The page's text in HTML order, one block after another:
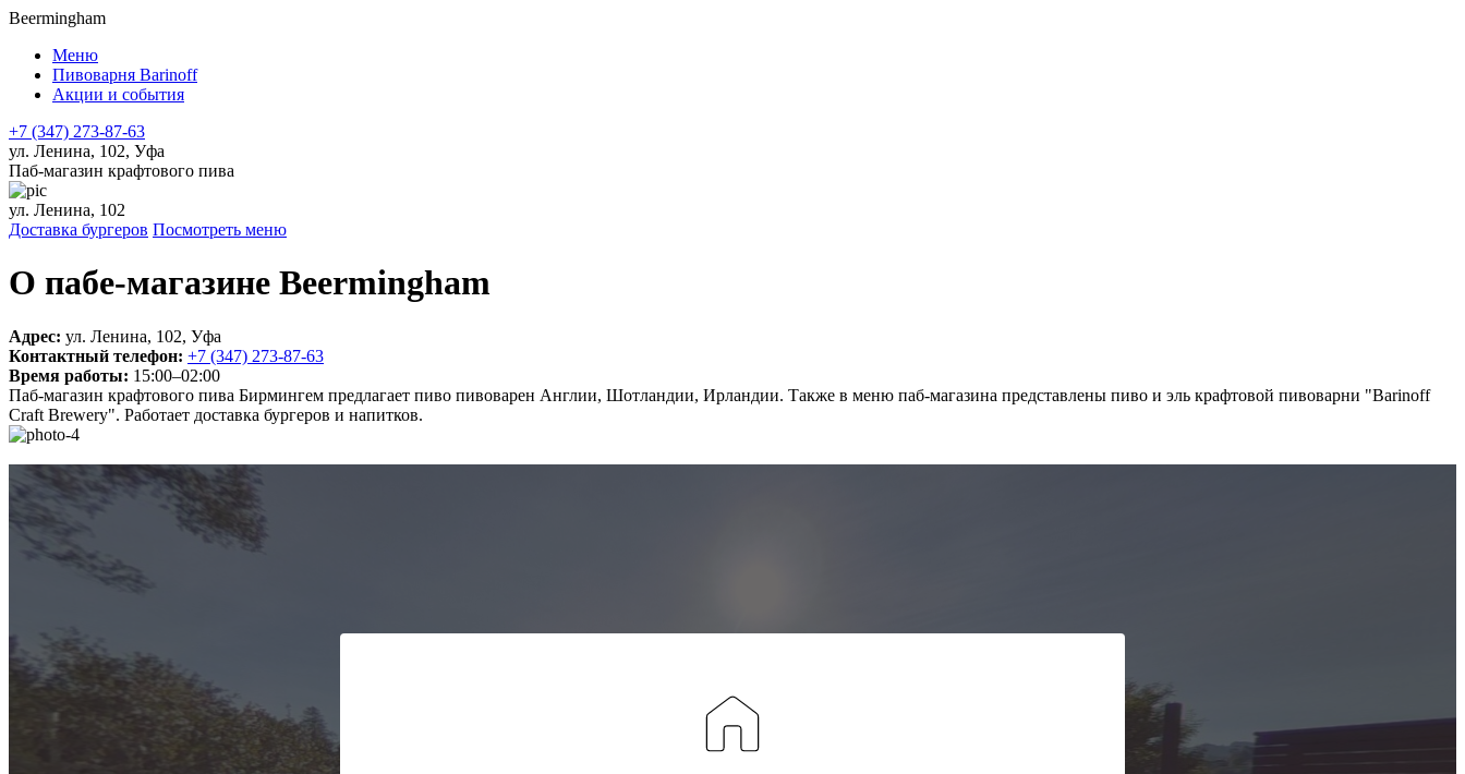
Beermingham
Меню
Пивоварня Barinoff
Акции и события
+7 (347) 273-87-63
ул. Ленина, 102, Уфа
Паб-магазин крафтового пива
ул. Ленина, 102
Доставка бургеров Посмотреть меню
О пабе-магазине Beermingham
Адрес: ул. Ленина, 102, Уфа
Контактный телефон: +7 (347) 273-87-63
Время работы: 15:00–02:00
Паб-магазин крафтового пива Бирмингем предлагает пиво пивоварен Англии, Шотландии, Ирландии. Также в меню паб-магазина представлены пиво и эль крафтовой пивоварни "Barinoff
Craft Brewery". Работает доставка бургеров и напитков.